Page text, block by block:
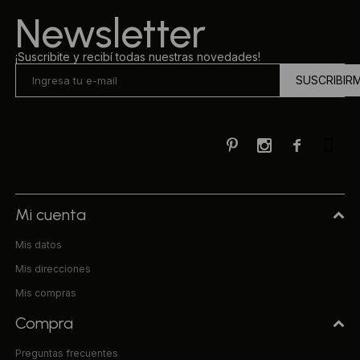
Newsletter
¡Suscribite y recibí todas nuestras novedades!

 
Mi cuenta
Mis datos
Mis direcciones
Mis compras
Compra
Preguntas frecuentes